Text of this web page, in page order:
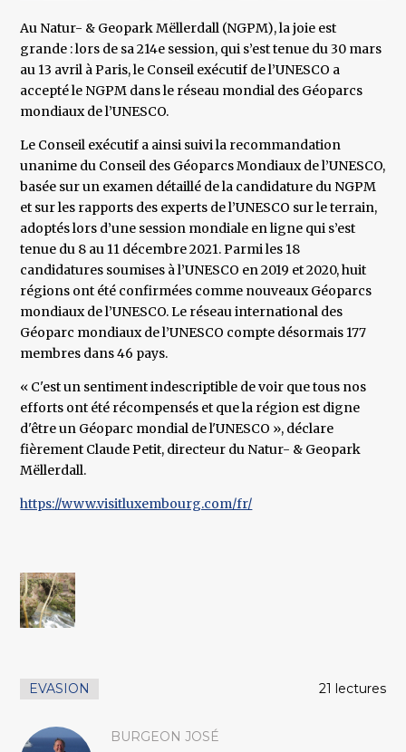
Au Natur- & Geopark Mëllerdall (NGPM), la joie est
grande : lors de sa 214e session, qui s’est tenue du 30 mars
au 13 avril à Paris, le Conseil exécutif de l’UNESCO a
accepté le NGPM dans le réseau mondial des Géoparcs
mondiaux de l’UNESCO.
Le Conseil exécutif a ainsi suivi la recommandation
unanime du Conseil des Géoparcs Mondiaux de l’UNESCO,
basée sur un examen détaillé de la candidature du NGPM
et sur les rapports des experts de l’UNESCO sur le terrain,
adoptés lors d’une session mondiale en ligne qui s’est
tenue du 8 au 11 décembre 2021. Parmi les 18
candidatures soumises à l’UNESCO en 2019 et 2020, huit
régions ont été confirmées comme nouveaux Géoparcs
mondiaux de l’UNESCO. Le réseau international des
Géoparc mondiaux de l’UNESCO compte désormais 177
membres dans 46 pays.
« C'est un sentiment indescriptible de voir que tous nos
efforts ont été récompensés et que la région est digne
d'être un Géoparc mondial de l'UNESCO », déclare
fièrement Claude Petit, directeur du Natur- & Geopark
Mëllerdall.
https://www.visitluxembourg.com/fr/
EVASION 21 lectures
BURGEON JOSÉ